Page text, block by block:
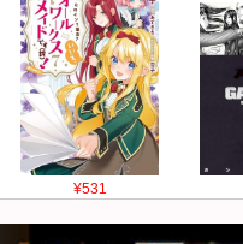
¥531